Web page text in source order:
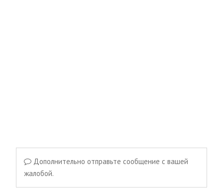
Дополнительно отправьте сообщение с вашей
жалобой.